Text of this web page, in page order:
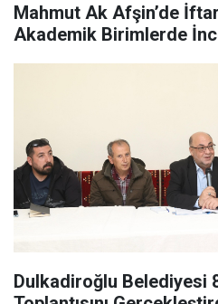
Mahmut Ak Afşin’de
Akademik Birimlerde
Dulkadiroğlu Belediyesi